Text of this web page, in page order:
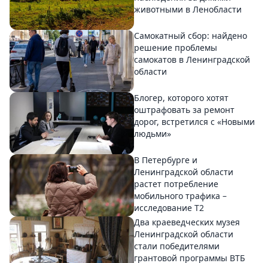
животными в Ленобласти
Самокатный сбор: найдено
решение проблемы
самокатов в Ленинградской
области
Блогер, которого хотят
оштрафовать за ремонт
дорог, встретился с «Новыми
людьми»
В Петербурге и
Ленинградской области
растет потребление
мобильного трафика –
исследование T2
Два краеведческих музея
Ленинградской области
стали победителями
грантовой программы ВТБ